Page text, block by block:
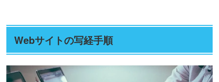
Webサイトの写経手順